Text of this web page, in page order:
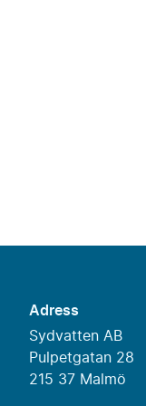
Adress
Sydvatten AB
Pulpetgatan 28
215 37 Malmö